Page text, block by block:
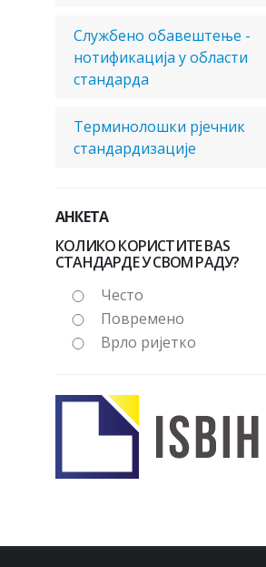
Службено обавештење -
нотификација у области
стандарда
Терминолошки рјечник
стандардизације
АНКЕТА
КОЛИКО КОРИСТИТЕ BAS
СТАНДАРДЕ У СВОМ РАДУ?
Често
Повремено
Врло ријетко